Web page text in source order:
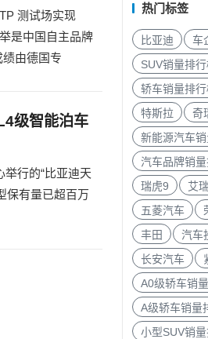
测试场实现
是中国自主品牌
由德国专
级智能泊车
行的“比亚迪天
保有量已超百万
热门标签
比亚迪
车
SUV销量排
轿车销量排
特斯拉
奇
新能源汽车
汽车品牌销
瑞虎9
艾
五菱汽车
丰田
汽车
长安汽车
A0级轿车销
A级轿车销量
小型SUV销